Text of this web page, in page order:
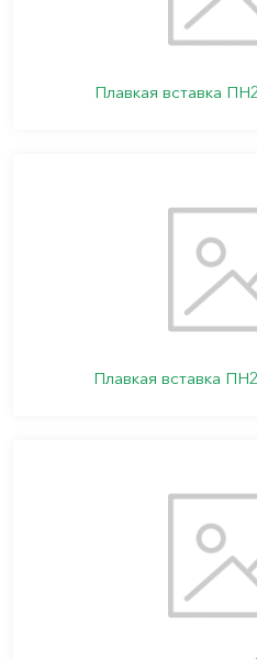
Плавкая вставка
Плавкая вставка